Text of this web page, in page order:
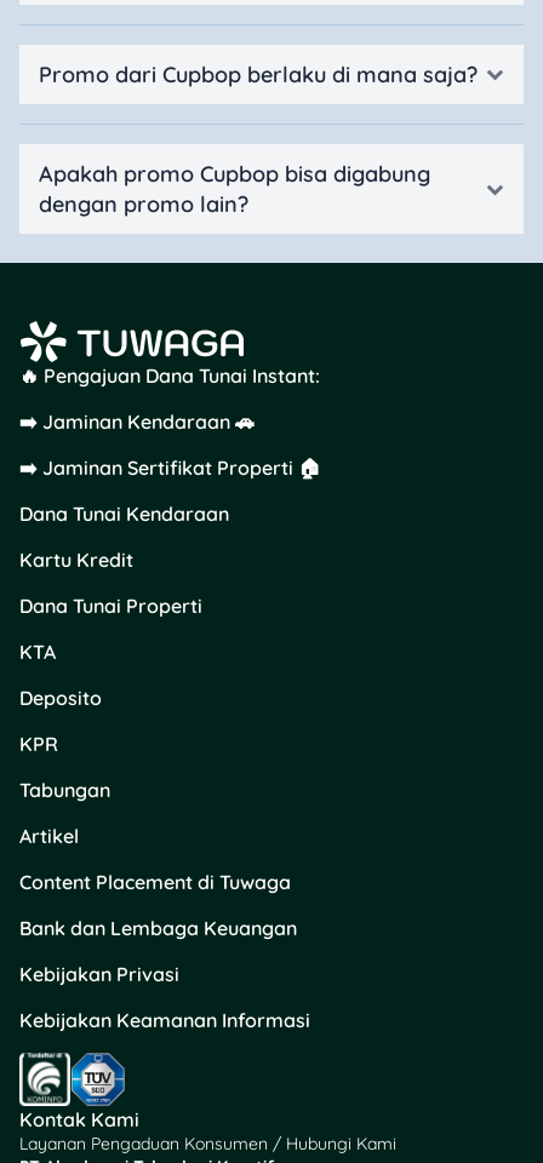
Promo dari Cupbop berlaku di mana saja?
Apakah promo Cupbop bisa digabung
dengan promo lain?
🔥 Pengajuan Dana Tunai Instant:
➡️ Jaminan Kendaraan 🚗
➡️ Jaminan Sertifikat Properti 🏠
Dana Tunai Kendaraan
Kartu Kredit
Dana Tunai Properti
KTA
Deposito
KPR
Tabungan
Artikel
Content Placement di Tuwaga
Bank dan Lembaga Keuangan
Kebijakan Privasi
Kebijakan Keamanan Informasi
Kontak Kami
Layanan Pengaduan Konsumen / Hubungi Kami